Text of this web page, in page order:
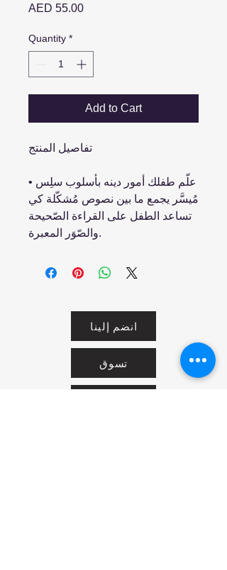
AED 55.00Price
Quantity *
Add to Cart
تفاصيل المنتج
• علّم طفلك أمور دينه بأسلوب سلِس
مُيسَّر يجمع ما بين نصوص مُشكّلة كي
تساعد الطفل على القراءة الصّحيحة
والصّوَر المعبرة.
انضم إلينا
تسوق